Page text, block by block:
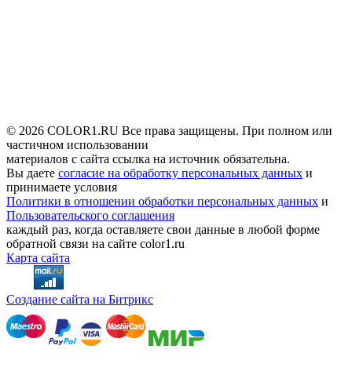
© 2026 COLOR1.RU Все права защищены. При полном или
частичном использовании
материалов с сайта ссылка на источник обязательна.
Вы даете согласие на обработку персональных данных и
принимаете условия
Политики в отношении обработки персональных данных и
Пользовательского соглашения
каждый раз, когда оставляете свои данные в любой форме
обратной связи на сайте color1.ru
Карта сайта
Создание сайта на Битрикс